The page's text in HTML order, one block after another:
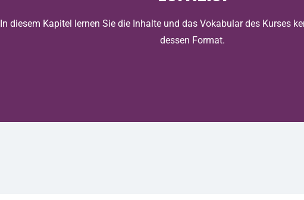
In diesem Kapitel lernen Sie die Inhalte und das Vokabular des Kurses
dessen Format.